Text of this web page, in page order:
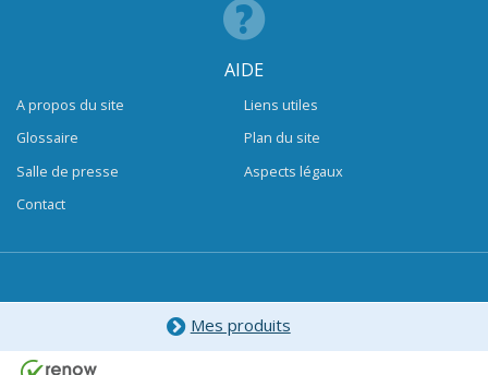
AIDE
A propos du site
Glossaire
Salle de presse
Contact
Liens utiles
Plan du site
Aspects légaux
Mes produits